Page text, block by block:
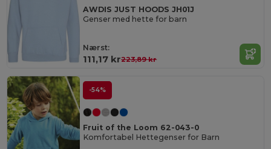
AWDIS JUST HOODS JH01J
Genser med hette for barn
Nærst:
111,17 kr223,89 kr
-54%
Fruit of the Loom 62-043-0
Komfortabel Hettegenser for Barn